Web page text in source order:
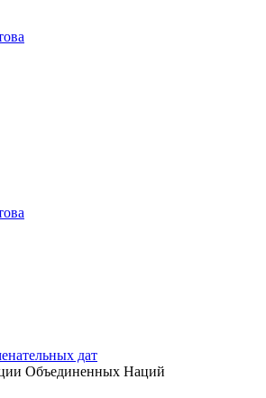
дат
Объединенных Наций